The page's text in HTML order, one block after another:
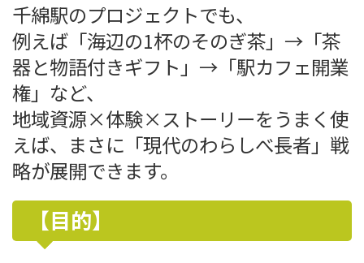
千綿駅のプロジェクトでも、
例えば「海辺の1杯のそのぎ茶」→「茶
器と物語付きギフト」→「駅カフェ開業
権」など、
地域資源×体験×ストーリーをうまく使
えば、まさに「現代のわらしべ長者」戦
略が展開できます。
【目的】